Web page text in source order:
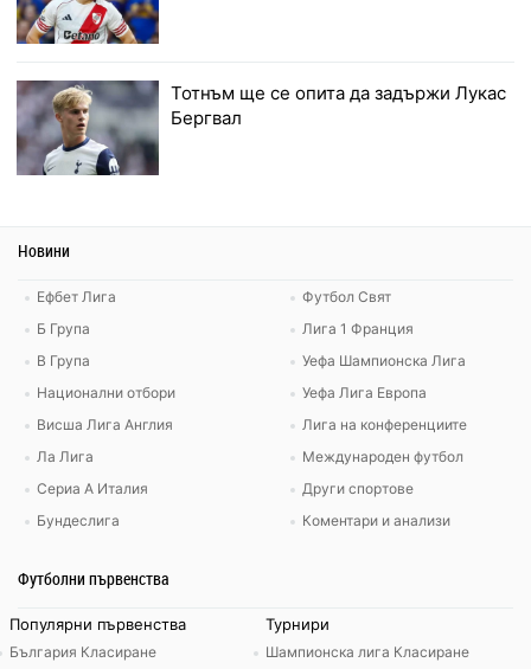
Тотнъм ще се опита да задържи Лукас
Бергвал
Новини
Ефбет Лига
Б Група
В Група
Национални отбори
Висша Лига Англия
Ла Лига
Сериа А Италия
Бундеслига
Футбол Свят
Лига 1 Франция
Уефа Шампионска Лига
Уефа Лига Европа
Лига на конференциите
Международен футбол
Други спортове
Коментари и анализи
Футболни първенства
Популярни първенства
България Класиране
Турнири
Шампионска лига Класиране